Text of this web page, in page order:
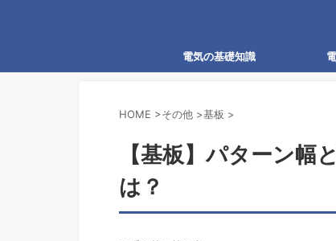
電気の基礎知識
HOME >その他 >基板 >
【基板】パターン幅
は？